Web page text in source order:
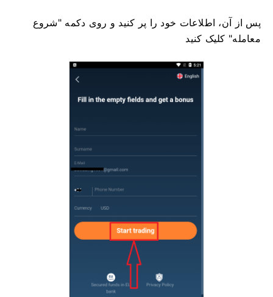
پس از آن، اطلاعات خود را پر کنید و روی دکمه "شروع
معامله" کلیک کنید